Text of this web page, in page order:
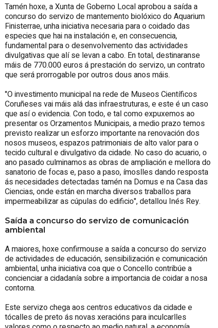
Tamén hoxe, a Xunta de Goberno Local aprobou a saída a
concurso do servizo de mantemento biolóxico do Aquarium
Finisterrae, unha iniciativa necesaria para o coidado das
especies que hai na instalación e, en consecuencia,
fundamental para o desenvolvemento das actividades
divulgativas que alí se levan a cabo. En total, destinaranse
máis de 770.000 euros á prestación do servizo, un contrato
que será prorrogable por outros dous anos máis.
"O investimento municipal na rede de Museos Científicos
Coruñeses vai máis alá das infraestruturas, e este é un caso
que así o evidencia. Con todo, e tal como expuxemos ao
presentar os Orzamentos Municipais, a medio prazo temos
previsto realizar un esforzo importante na renovación dos
nosos museos, espazos patrimoniais de alto valor para o
tecido cultural e divulgativo da cidade. No caso do acuario, o
ano pasado culminamos as obras de ampliación e mellora do
sanatorio de focas e, paso a paso, ímoslles dando resposta
ás necesidades detectadas tamén na Domus e na Casa das
Ciencias, onde están en marcha diversos traballos para
impermeabilizar as cúpulas do edificio", detallou Inés Rey.
Saída a concurso do servizo de comunicación
ambiental
A maiores, hoxe confirmouse a saída a concurso do servizo
de actividades de educación, sensibilización e comunicación
ambiental, unha iniciativa coa que o Concello contribúe a
concienciar a cidadanía sobre a importancia de coidar a nosa
contorna.
Este servizo chega aos centros educativos da cidade e
tócalles de preto ás novas xeracións para inculcarlles